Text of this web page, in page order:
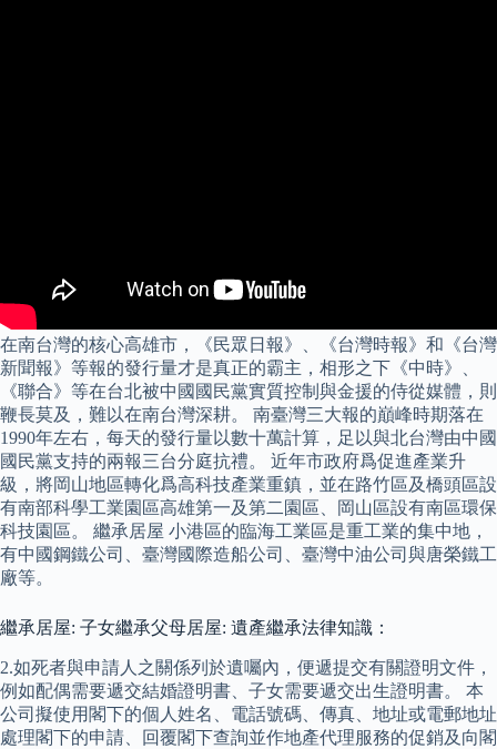
在南台灣的核心高雄市，《民眾日報》、《台灣時報》和《台灣
新聞報》等報的發行量才是真正的霸主，相形之下《中時》、
《聯合》等在台北被中國國民黨實質控制與金援的侍從媒體，則
鞭長莫及，難以在南台灣深耕。 南臺灣三大報的巔峰時期落在
1990年左右，每天的發行量以數十萬計算，足以與北台灣由中國
國民黨支持的兩報三台分庭抗禮。 近年市政府爲促進產業升
級，將岡山地區轉化爲高科技產業重鎮，並在路竹區及橋頭區設
有南部科學工業園區高雄第一及第二園區、岡山區設有南區環保
科技園區。 繼承居屋 小港區的臨海工業區是重工業的集中地，
有中國鋼鐵公司、臺灣國際造船公司、臺灣中油公司與唐榮鐵工
廠等。
繼承居屋: 子女繼承父母居屋: 遺產繼承法律知識：
2.如死者與申請人之關係列於遺囑內，便遞提交有關證明文件，
例如配偶需要遞交結婚證明書、子女需要遞交出生證明書。 本
公司擬使用閣下的個人姓名、電話號碼、傳真、地址或電郵地址
處理閣下的申請、回覆閣下查詢並作地產代理服務的促銷及向閣